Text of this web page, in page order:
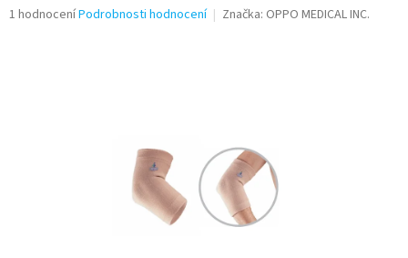
Průměrné
1 hodnoceníPodrobnosti hodnocení Značka: OPPO MEDICAL INC.